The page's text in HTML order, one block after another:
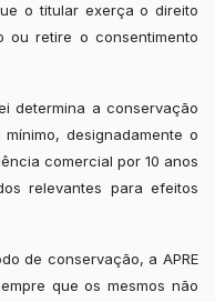
o titular exerça o direito
ou retire o consentimento
determina a conservação
designadamente o
comercial por 10 anos
relevantes para efeitos
de conservação, a APRE
que os mesmos não